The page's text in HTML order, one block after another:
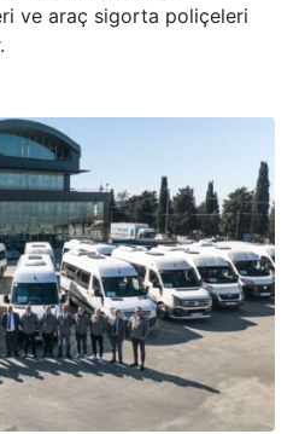
ve araç sigorta poliçeleri